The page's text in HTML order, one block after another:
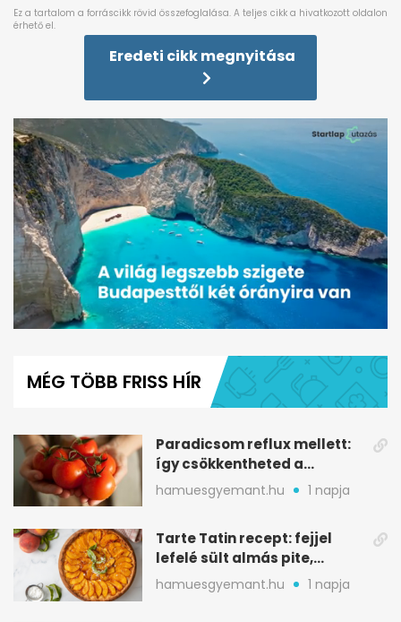
Eredeti cikk megnyitása
minute,
MÉG TÖBB FRISS HÍR
Paradicsom reflux mellett:
így csökkentheted a
gyomorégést
hamuesgyemant.hu 1 napja
Tarte Tatin recept: fejjel
lefelé sült almás pite,
ropogós aljjal
hamuesgyemant.hu 1 napja